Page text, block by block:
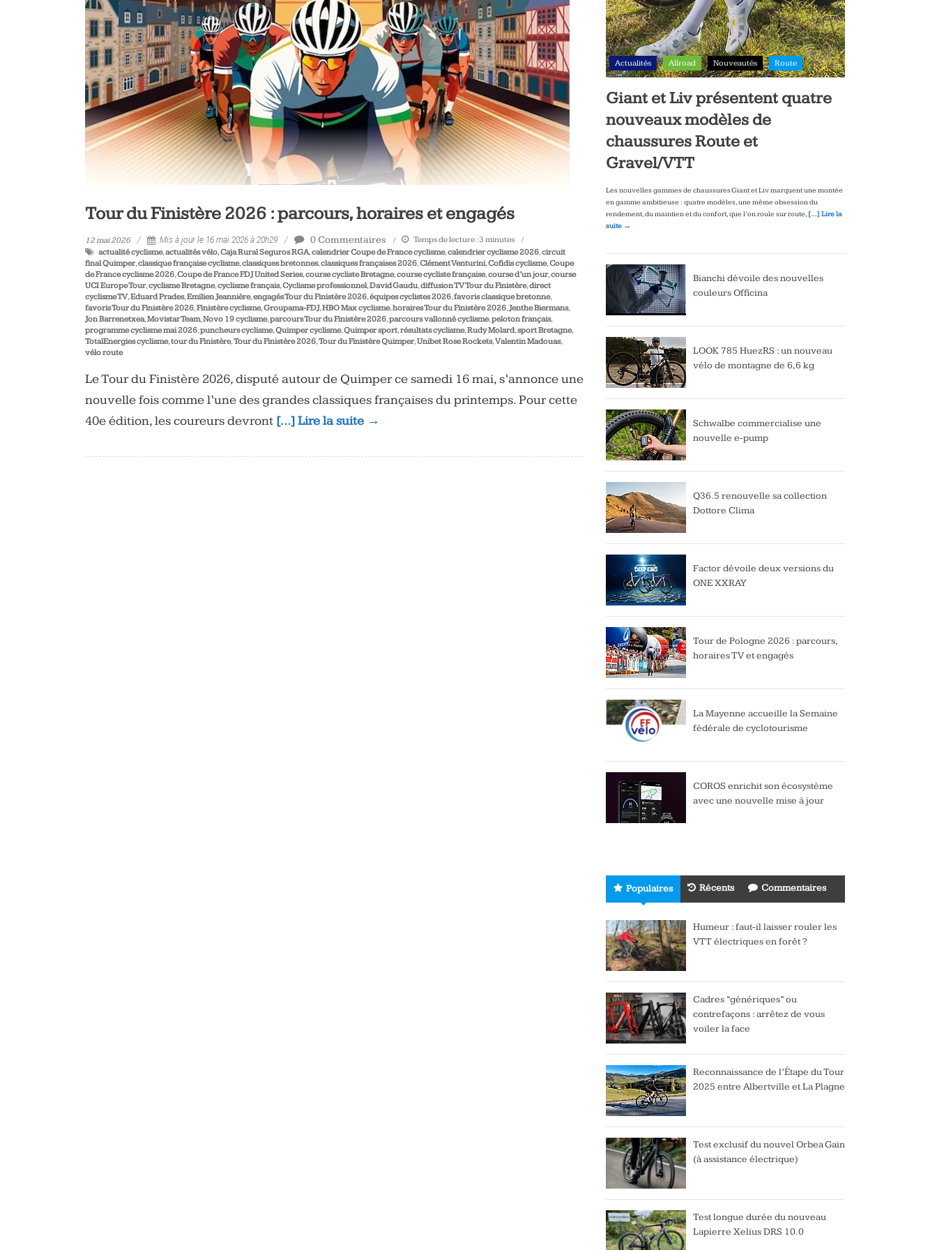
vélo
et
triathlon
Tour du Finistère 2026 : parcours, horaires et engagés
12 mai 2026 Mis à jour le 16 mai 2026 à 20h29 0 Commentaires Temps de lecture :3 minutes
actualité cyclisme,actualités vélo,Caja Rural Seguros RGA,calendrier Coupe de France cyclisme,calendrier cyclisme 2026,circuit
final Quimper,classique française cyclisme,classiques bretonnes,classiques françaises 2026,Clément Venturini,Cofidis cyclisme,Coupe
de France cyclisme 2026,Coupe de France FDJ United Series,course cycliste Bretagne,course cycliste française,course d’un jour,course
UCI Europe Tour,cyclisme Bretagne,cyclisme français,Cyclisme professionnel,David Gaudu,diffusion TV Tour du Finistère,direct
cyclisme TV,Eduard Prades,Emilien Jeannière,engagés Tour du Finistère 2026,équipes cyclistes 2026,favoris classique bretonne,
favoris Tour du Finistère 2026,Finistère cyclisme,Groupama-FDJ,HBO Max cyclisme,horaires Tour du Finistère 2026,Jenthe Biermans,
Jon Barrenetxea,Movistar Team,Novo 19 cyclisme,parcours Tour du Finistère 2026,parcours vallonné cyclisme,peloton français,
programme cyclisme mai 2026,puncheurs cyclisme,Quimper cyclisme,Quimper sport,résultats cyclisme,Rudy Molard,sport Bretagne,
TotalEnergies cyclisme,tour du Finistère,Tour du Finistère 2026,Tour du Finistère Quimper,Unibet Rose Rockets,Valentin Madouas,
vélo route
Le Tour du Finistère 2026, disputé autour de Quimper ce samedi 16 mai, s’annonce une
nouvelle fois comme l’une des grandes classiques françaises du printemps. Pour cette
40e édition, les coureurs devront […] Lire la suite →
Actualités Allroad Nouveautés Route
Giant et Liv présentent quatre
nouveaux modèles de
chaussures Route et
Gravel/VTT
Les nouvelles gammes de chaussures Giant et Liv marquent une montée
en gamme ambitieuse : quatre modèles, une même obsession du
rendement, du maintien et du confort, que l’on roule sur route, […] Lire la
suite →
Bianchi dévoile des nouvelles
couleurs Officina
LOOK 785 HuezRS : un nouveau
vélo de montagne de 6,6 kg
Schwalbe commercialise une
nouvelle e-pump
Q36.5 renouvelle sa collection
Dottore Clima
Factor dévoile deux versions du
ONE XXRAY
Tour de Pologne 2026 : parcours,
horaires TV et engagés
La Mayenne accueille la Semaine
fédérale de cyclotourisme
COROS enrichit son écosystème
avec une nouvelle mise à jour
Populaires Récents Commentaires
Humeur : faut-il laisser rouler les
VTT électriques en forêt ?
Cadres “génériques” ou
contrefaçons : arrêtez de vous
voiler la face
Reconnaissance de l’Étape du Tour
2025 entre Albertville et La Plagne
Test exclusif du nouvel Orbea Gain
(à assistance électrique)
Test longue durée du nouveau
Lapierre Xelius DRS 10.0